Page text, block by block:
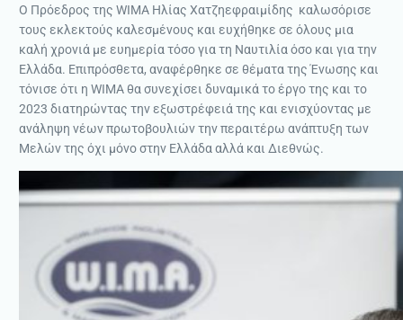
Ο Πρόεδρος της WIMA Ηλίας Χατζηεφραιμίδης καλωσόρισε
τους εκλεκτούς καλεσμένους και ευχήθηκε σε όλους μια
καλή χρονιά με ευημερία τόσο για τη Ναυτιλία όσο και για την
Ελλάδα. Επιπρόσθετα, αναφέρθηκε σε θέματα της Ένωσης και
τόνισε ότι η WIMA θα συνεχίσει δυναμικά το έργο της και το
2023 διατηρώντας την εξωστρέφειά της και ενισχύοντας με
ανάληψη νέων πρωτοβουλιών την περαιτέρω ανάπτυξη των
Μελών της όχι μόνο στην Ελλάδα αλλά και Διεθνώς.